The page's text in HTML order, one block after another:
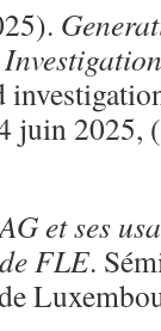
juin
et ses
FLE.